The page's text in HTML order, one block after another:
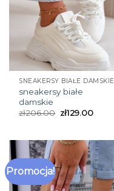
SNEAKERSY BIAŁE DAMSKIE
sneakersy białe
damskie
zł206.00 zł129.00
Promocja!